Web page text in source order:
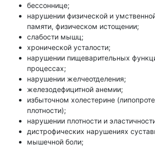
бессоннице;
нарушении физической и
памяти, физическом истощении;
слабости мышц;
хронической усталости;
нарушении пищеварительных
процессах;
нарушении желчеотделения;
железодефицитной анемии;
избыточном холестерине
плотности);
нарушении плотности и
дистрофических нарушениях
мышечной боли;